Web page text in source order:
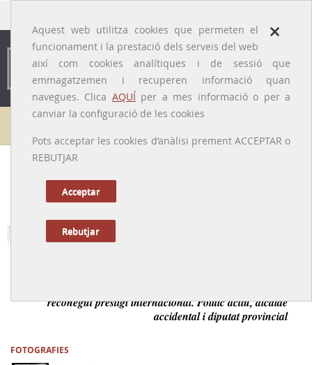
×
Aquest web utilitza cookies que permeten el
funcionament i la prestació dels serveis del web
així com cookies analítiques i de sessió que
emmagatzemen i recuperen informació quan
navegues. Clica AQUÍper a mes informació o per a
canviar la configuració de les cookies
Pots acceptar les cookies d’anàlisi prement ACCEPTAR o
REBUTJAR
Acceptar
Rebutjar
Galeria de metges
[Santiago de Cuba, 23/11/1856 - Begur, 15/12/1906]
reconegut prestigi internacional. Polític actiu, alcalde
accidental i diputat provincial
FOTOGRAFIES